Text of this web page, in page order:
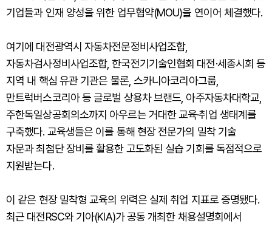
기업들과 인재 양성을 위한 업무협약(MOU)을 연이어 체결했다.
여기에 대전광역시 자동차전문정비사업조합,
자동차검사정비사업조합, 한국전기기술인협회 대전·세종시회 등
지역 내 핵심 유관 기관은 물론, 스카니아코리아그룹,
만트럭버스코리아 등 글로벌 상용차 브랜드, 아주자동차대학교,
주한독일상공회의소까지 아우르는 거대한 교육·취업 생태계를
구축했다. 교육생들은 이를 통해 현장 전문가의 밀착 기술
자문과 최첨단 장비를 활용한 고도화된 실습 기회를 독점적으로
지원받는다.
이 같은 현장 밀착형 교육의 위력은 실제 취업 지표로 증명됐다.
최근 대전RSC와 기아(KIA)가 공동 개최한 채용설명회에서